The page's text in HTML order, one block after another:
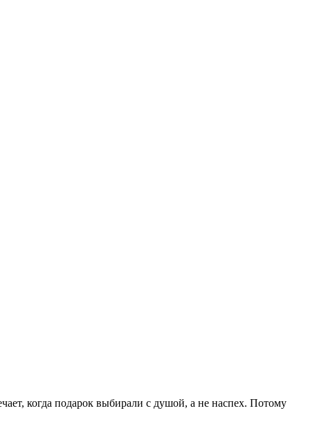
когда подарок выбирали с душой, а не наспех. Потому